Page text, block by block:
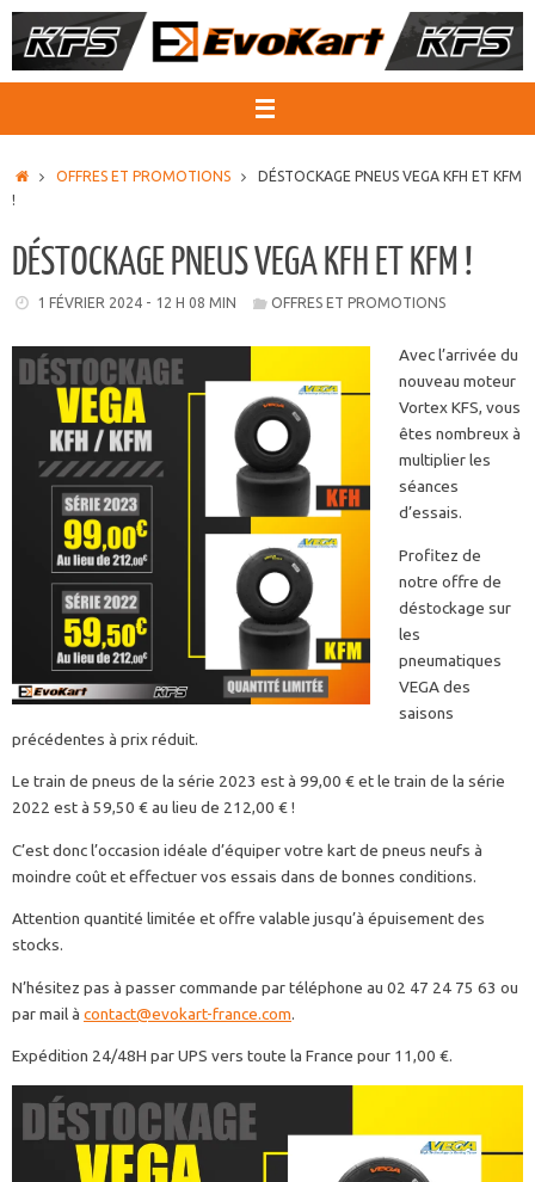
Passer
au
ACCUEIL
OFFRES ET PROMOTIONS
DÉSTOCKAGE PNEUS VEGA KFH ET KFM
!
DÉSTOCKAGE PNEUS VEGA KFH ET KFM !
1 FÉVRIER 2024 - 12 H 08 MIN OFFRES ET PROMOTIONS
Avec l’arrivée du
nouveau moteur
Vortex KFS, vous
êtes nombreux à
multiplier les
séances
d’essais.
Profitez de
notre offre de
déstockage sur
les
pneumatiques
VEGA des
saisons
précédentes à prix réduit.
Le train de pneus de la série 2023 est à 99,00 € et le train de la série
2022 est à 59,50 € au lieu de 212,00 € !
C’est donc l’occasion idéale d’équiper votre kart de pneus neufs à
moindre coût et effectuer vos essais dans de bonnes conditions.
Attention quantité limitée et offre valable jusqu’à épuisement des
stocks.
N’hésitez pas à passer commande par téléphone au 02 47 24 75 63 ou
par mail à contact@evokart-france.com.
Expédition 24/48H par UPS vers toute la France pour 11,00 €.